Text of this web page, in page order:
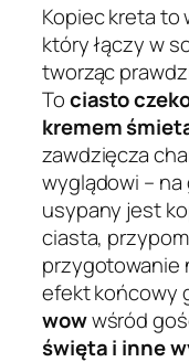
Kopiec kreta to
który łączy w
tworząc
Tociasto
kremem
zawdzięcza
wyglądowi – na
usypany jest
ciasta,
przygotowanie
efekt końcowy
wowwśród
święta i inne